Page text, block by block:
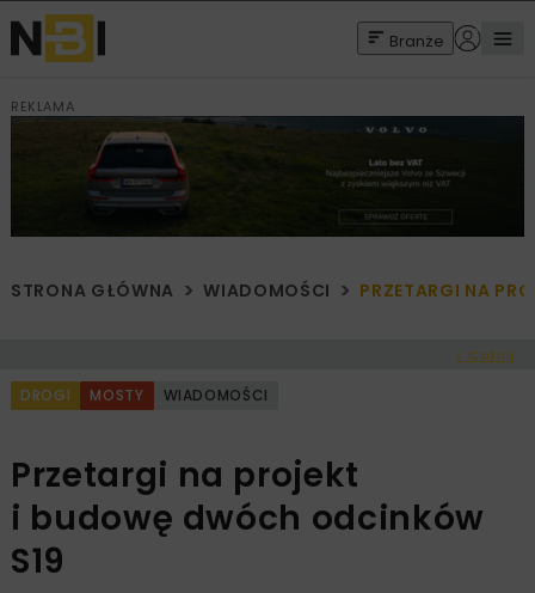
Branże
REKLAMA
STRONA GŁÓWNA WIADOMOŚCI PRZETARGI NA
< Cofnij
DROGI MOSTY WIADOMOŚCI
Przetargi na projekt
i budowę dwóch odcinków
S19